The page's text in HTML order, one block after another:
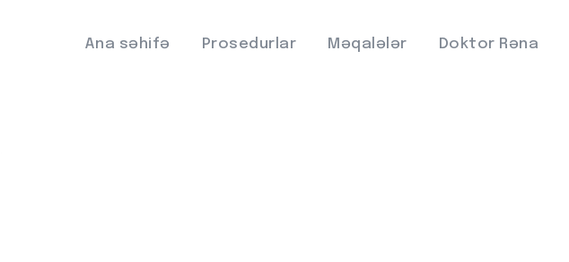
Ana səhifə Prosedurlar Məqalələr Doktor Rəna